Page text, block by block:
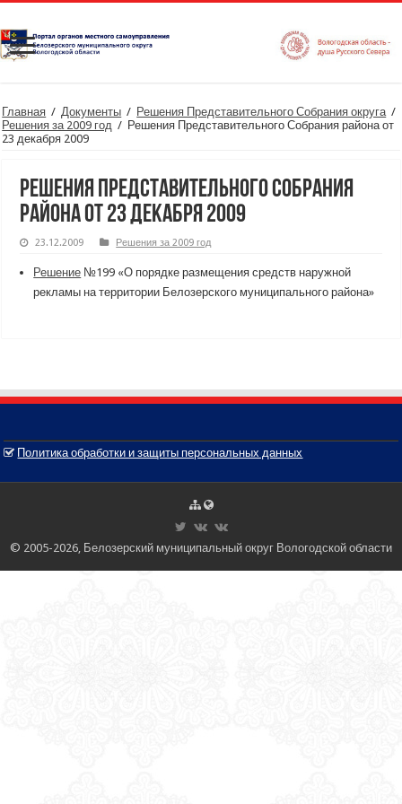
Главная / Документы / Решения Представительного Собрания округа /
Решения за 2009 год / Решения Представительного Собрания района от
23 декабря 2009
Решения Представительного Собрания
района от 23 декабря 2009
23.12.2009 Решения за 2009 год
Решение №199 «О порядке размещения средств наружной
рекламы на территории Белозерского муниципального района»
Политика обработки и защиты персональных данных
© 2005-2026, Белозерский муниципальный округ Вологодской области